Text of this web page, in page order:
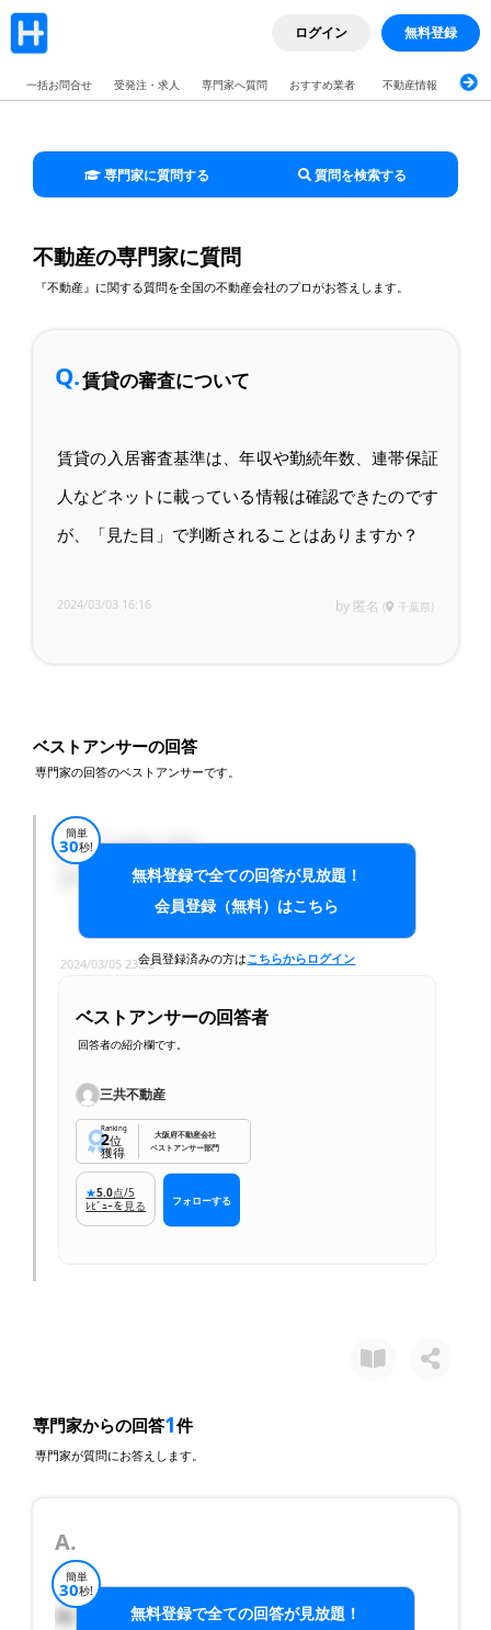
ログイン 無料登録
一括お問合せ 受発注・求人 専門家へ質問 おすすめ業者 不動産情報 ブログ
専門家に質問する 質問を検索する
不動産の専門家に質問
『不動産』に関する質問を全国の不動産会社のプロがお答えします。
Q.賃貸の審査について
賃貸の入居審査基準は、年収や勤続年数、連帯保証
人などネットに載っている情報は確認できたのです
が、「見た目」で判断されることはありますか？
2024/03/03 16:16 by 匿名 ( 千葉県)
ベストアンサーの回答
専門家の回答のベストアンサーです。
簡単
30秒!
会員登録済みの方はこちらからログイン
無料登録で全ての回答が見放題！
会員登録（無料）はこちら
無いこともないです。
オーナーさんや不動産屋さんによって異なります。
2024/03/05 23:52
ベストアンサーの回答者
回答者の紹介欄です。
三共不動産
Ranking
2位
獲得
大阪府不動産会社
ベストアンサー部門
★5.0点/5
ﾚﾋﾞｭｰを見る
フォローする
専門家からの回答1件
専門家が質問にお答えします。
簡単
30秒!
無料登録で全ての回答が見放題！
A.
無いこともないです。